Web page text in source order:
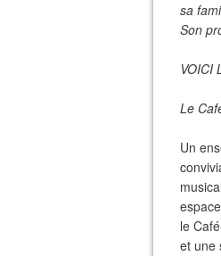
sa
Son
VOICI
Le
Un
le
et une